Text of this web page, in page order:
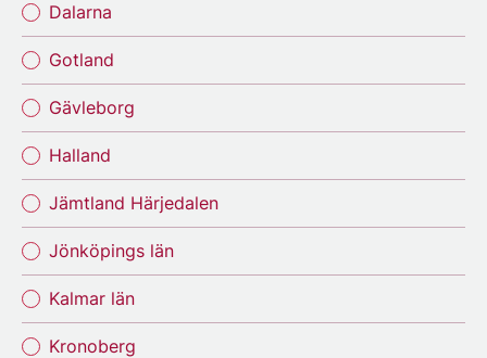
Dalarna
Gotland
Gävleborg
Halland
Jämtland Härjedalen
Jönköpings län
Kalmar län
Kronoberg